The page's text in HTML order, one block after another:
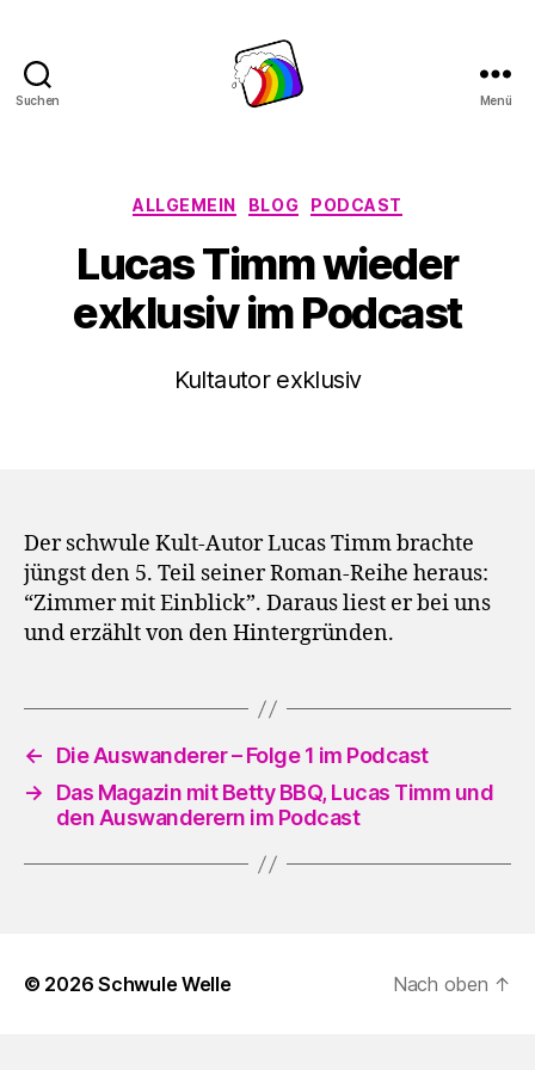
Suchen Menü
Kategorien
ALLGEMEIN BLOG PODCAST
Lucas Timm wieder
exklusiv im Podcast
Kultautor exklusiv
Der schwule Kult-Autor Lucas Timm brachte
jüngst den 5. Teil seiner Roman-Reihe heraus:
“Zimmer mit Einblick”. Daraus liest er bei uns
und erzählt von den Hintergründen.
←
Die Auswanderer – Folge 1 im Podcast
→
Das Magazin mit Betty BBQ, Lucas Timm und
den Auswanderern im Podcast
© 2026Schwule Welle Nach oben ↑